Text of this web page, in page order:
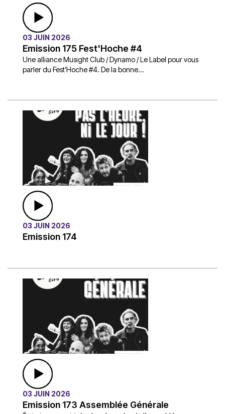
03 JUIN 2026
Emission 175 Fest'Hoche #4
Une alliance Musight Club / Dynamo / Le Label pour vous
parler du Fest’Hoche #4. De la bonne...
03 JUIN 2026
Emission 174
03 JUIN 2026
Emission 173 Assemblée Générale